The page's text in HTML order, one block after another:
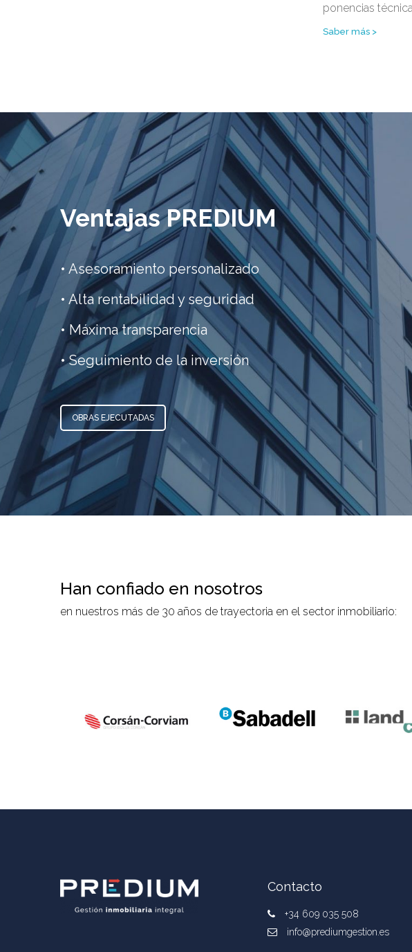
ponencias
Saber más >
Ventajas PREDIUM
• Asesoramiento personalizado
• Alta rentabilidad y seguridad
• Máxima transparencia
• Seguimiento de la inversión
OBRAS EJECUTADAS
Han confiado en nosotros
en nuestros más de 30 años de trayectoria en el sector inmobiliario:
Contacto
+34 609 035 508
info@prediumgestion.es